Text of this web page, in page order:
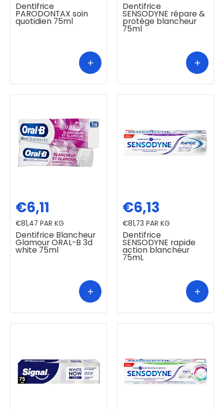
Dentifrice
PARODONTAX soin
quotidien 75ml
Dentifrice
SENSODYNE répare &
protège blancheur
75ml
Dentifrice Blancheur
Glamour ORAL-B 3d
white 75ml
€6,11
€81,47 PAR KG
Dentifrice
SENSODYNE rapide
action blancheur
75mL
€6,13
€81,73 PAR KG